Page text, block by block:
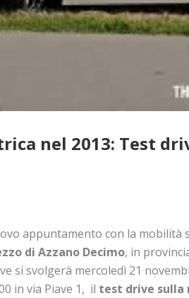
nel 2013: Test
appuntamento con la mobilità
di Azzano Decimo, in
si svolgerà mercoledì 21
in via Piave 1, il test drive sulla